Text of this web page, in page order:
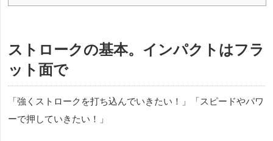
ストロークの基本。インパクトはフラ
ット面で
「強くストロークを打ち込んでいきたい！」「スピードやパワ
ーで押していきたい！」